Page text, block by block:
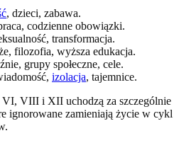
, dzieci, zabawa.
codzienne obowiązki.
transformacja.
filozofia, wyższa edukacja.
grupy społeczne, cele.
izolacja, tajemnice.
VI, VIII i XII uchodzą za szczególnie
ignorowane zamieniają życie w cykl